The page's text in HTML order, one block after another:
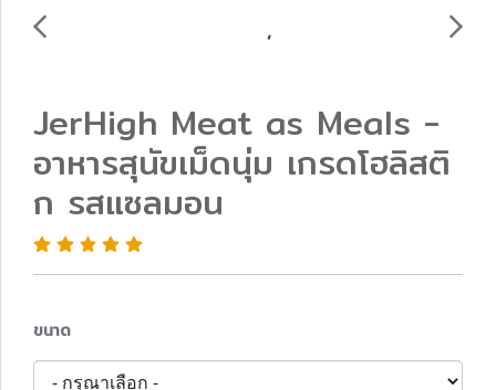
JerHigh Meat as Meals -
อาหารสุนัขเม็ดนุ่ม เกรดโฮลิสติ
ก รสแซลมอน
ขนาด